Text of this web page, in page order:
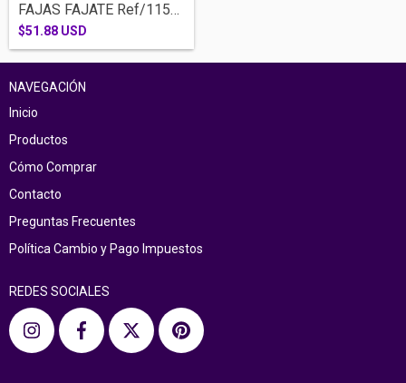
FAJAS FAJATE Ref/11510-PANTY SHORT INVIS...
$51.88 USD
NAVEGACIÓN
Inicio
Productos
Cómo Comprar
Contacto
Preguntas Frecuentes
Política Cambio y Pago Impuestos
REDES SOCIALES